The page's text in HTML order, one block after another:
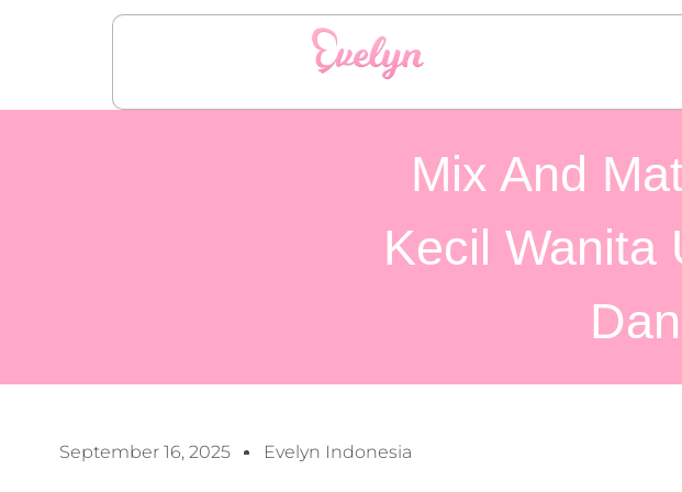
Mix And
Kecil Wanita
September 16, 2025 Evelyn Indonesia